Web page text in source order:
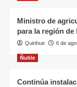
Ministro de
para la región de
Quirihue 6 de
Ñuble
Continúa